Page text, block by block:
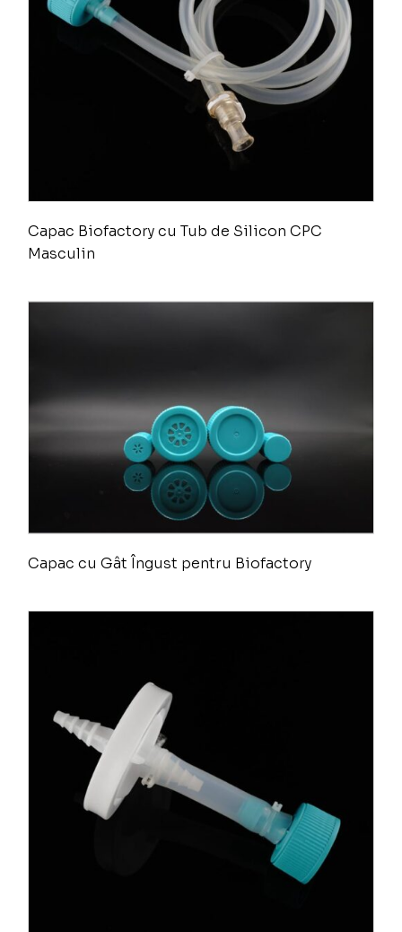
Capac Biofactory cu Tub de Silicon CPC
Masculin
Capac cu Gât Îngust pentru Biofactory